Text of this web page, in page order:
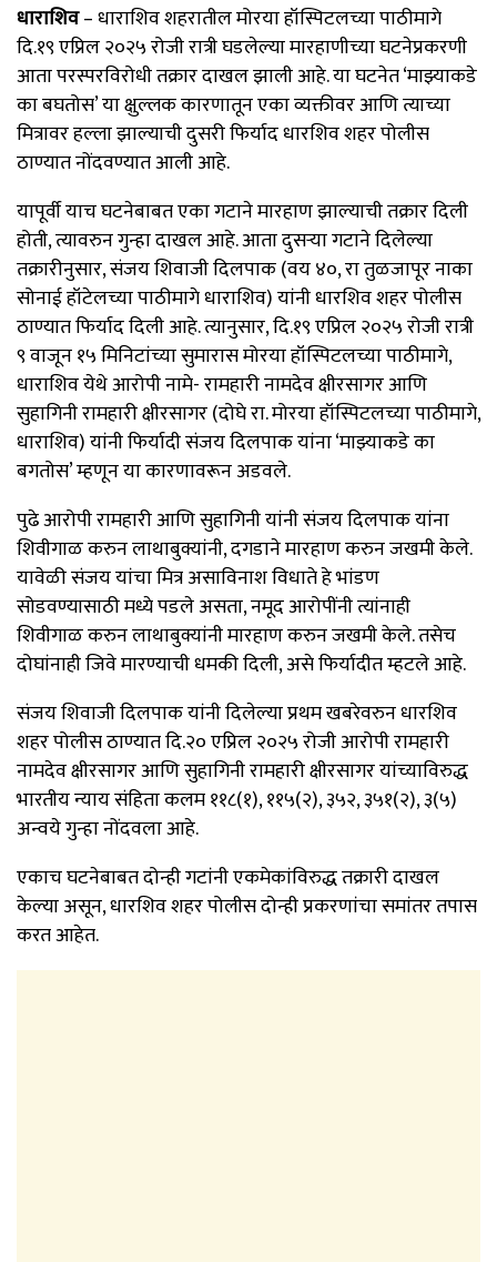
धाराशिव– धाराशिव शहरातील मोरया हॉस्पिटलच्या पाठीमागे
दि.१९ एप्रिल २०२५ रोजी रात्री घडलेल्या मारहाणीच्या घटनेप्रकरणी
आता परस्परविरोधी तक्रार दाखल झाली आहे. या घटनेत ‘माझ्याकडे
का बघतोस’ या क्षुल्लक कारणातून एका व्यक्तीवर आणि त्याच्या
मित्रावर हल्ला झाल्याची दुसरी फिर्याद धारशिव शहर पोलीस
ठाण्यात नोंदवण्यात आली आहे.
यापूर्वी याच घटनेबाबत एका गटाने मारहाण झाल्याची तक्रार दिली
होती, त्यावरुन गुन्हा दाखल आहे. आता दुसऱ्या गटाने दिलेल्या
तक्रारीनुसार, संजय शिवाजी दिलपाक (वय ४०, रा तुळजापूर नाका
सोनाई हॉटेलच्या पाठीमागे धाराशिव) यांनी धारशिव शहर पोलीस
ठाण्यात फिर्याद दिली आहे. त्यानुसार, दि.१९ एप्रिल २०२५ रोजी रात्री
९ वाजून १५ मिनिटांच्या सुमारास मोरया हॉस्पिटलच्या पाठीमागे,
धाराशिव येथे आरोपी नामे- रामहारी नामदेव क्षीरसागर आणि
सुहागिनी रामहारी क्षीरसागर (दोघे रा. मोरया हॉस्पिटलच्या पाठीमागे,
धाराशिव) यांनी फिर्यादी संजय दिलपाक यांना ‘माझ्याकडे का
बगतोस’ म्हणून या कारणावरून अडवले.
पुढे आरोपी रामहारी आणि सुहागिनी यांनी संजय दिलपाक यांना
शिवीगाळ करुन लाथाबुक्यांनी, दगडाने मारहाण करुन जखमी केले.
यावेळी संजय यांचा मित्र असाविनाश विधाते हे भांडण
सोडवण्यासाठी मध्ये पडले असता, नमूद आरोपींनी त्यांनाही
शिवीगाळ करुन लाथाबुक्यांनी मारहाण करुन जखमी केले. तसेच
दोघांनाही जिवे मारण्याची धमकी दिली, असे फिर्यादीत म्हटले आहे.
संजय शिवाजी दिलपाक यांनी दिलेल्या प्रथम खबरेवरुन धारशिव
शहर पोलीस ठाण्यात दि.२० एप्रिल २०२५ रोजी आरोपी रामहारी
नामदेव क्षीरसागर आणि सुहागिनी रामहारी क्षीरसागर यांच्याविरुद्ध
भारतीय न्याय संहिता कलम ११८(१), ११५(२), ३५२, ३५१(२), ३(५)
अन्वये गुन्हा नोंदवला आहे.
एकाच घटनेबाबत दोन्ही गटांनी एकमेकांविरुद्ध तक्रारी दाखल
केल्या असून, धारशिव शहर पोलीस दोन्ही प्रकरणांचा समांतर तपास
करत आहेत.